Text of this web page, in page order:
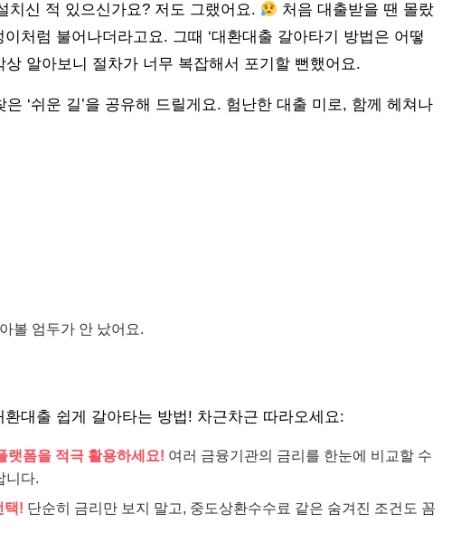
치신 적 있으신가요? 저도 그랬어요.
처음 대출받을 땐 몰랐
처럼 불어나더라고요. 그때 ‘대환대출 갈아타기 방법은 어떻
상 알아보니 절차가 너무 복잡해서 포기할 뻔했어요.
은 ‘쉬운 길’을 공유해 드릴게요. 험난한 대출 미로, 함께 헤쳐나
볼 엄두가 안 났어요.
대출 쉽게 갈아타는 방법! 차근차근 따라오세요:
랫폼을 적극 활용하세요! 여러 금융기관의 금리를 한눈에 비교할 수
니다.
택! 단순히 금리만 보지 말고, 중도상환수수료 같은 숨겨진 조건도 꼼